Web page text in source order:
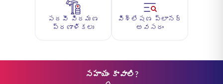
పదవీ విరమణ
ప్రణాళికలు
విశ్లేషణ ప్లానర్
అవసరం
సహాయం కావాలి?